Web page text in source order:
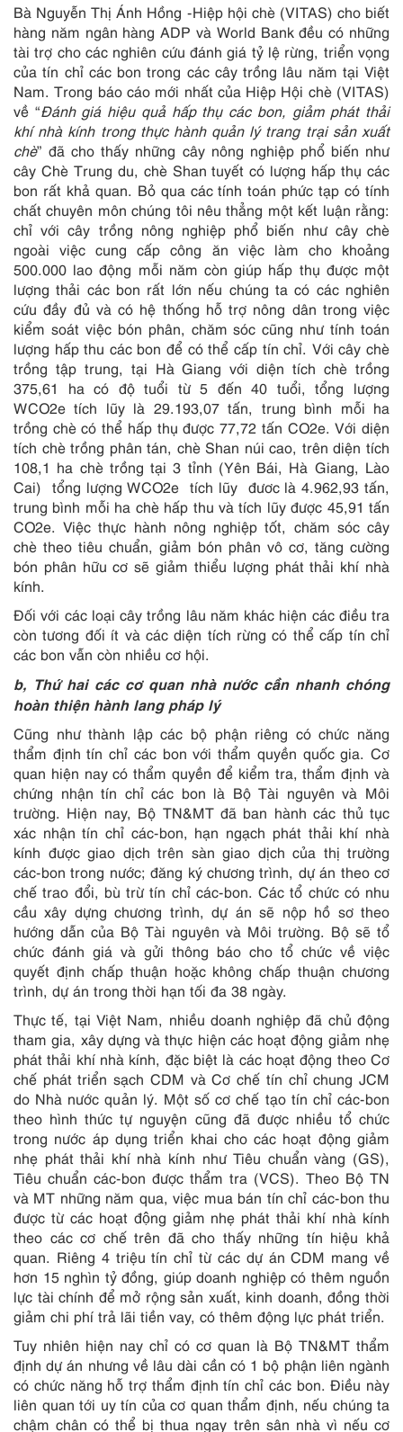
Bà Nguyễn Thị Ánh Hồng -Hiệp hội chè (VITAS) cho biết
hàng năm ngân hàng ADP và World Bank đều có những
tài trợ cho các nghiên cứu đánh giá tỷ lệ rừng, triển vọng
của tín chỉ các bon trong các cây trồng lâu năm tại Việt
Nam. Trong báo cáo mới nhất của Hiệp Hội chè (VITAS)
về “Đánh giá hiệu quả hấp thụ các bon, giảm phát thải
khí nhà kính trong thực hành quản lý trang trại sản xuất
chè” đã cho thấy những cây nông nghiệp phổ biến như
cây Chè Trung du, chè Shan tuyết có lượng hấp thụ các
bon rất khả quan. Bỏ qua các tính toán phức tạp có tính
chất chuyên môn chúng tôi nêu thẳng một kết luận rằng:
chỉ với cây trồng nông nghiệp phổ biến như cây chè
ngoài việc cung cấp công ăn việc làm cho khoảng
500.000 lao động mỗi năm còn giúp hấp thụ được một
lượng thải các bon rất lớn nếu chúng ta có các nghiên
cứu đầy đủ và có hệ thống hỗ trợ nông dân trong việc
kiểm soát việc bón phân, chăm sóc cũng như tính toán
lượng hấp thu các bon để có thể cấp tín chỉ. Với cây chè
trồng tập trung, tại Hà Giang với diện tích chè trồng
375,61 ha có độ tuổi từ 5 đến 40 tuổi, tổng lượng
WCO2e tích lũy là 29.193,07 tấn, trung bình mỗi ha
trồng chè có thể hấp thụ được 77,72 tấn CO2e. Với diện
tích chè trồng phân tán, chè Shan núi cao, trên diện tích
108,1 ha chè trồng tại 3 tỉnh (Yên Bái, Hà Giang, Lào
Cai) tổng lượng WCO2e tích lũy đươc là 4.962,93 tấn,
trung bình mỗi ha chè hấp thu và tích lũy được 45,91 tấn
CO2e. Việc thực hành nông nghiệp tốt, chăm sóc cây
chè theo tiêu chuẩn, giảm bón phân vô cơ, tăng cường
bón phân hữu cơ sẽ giảm thiểu lượng phát thải khí nhà
kính.
Đối với các loại cây trồng lâu năm khác hiện các điều tra
còn tương đối ít và các diện tích rừng có thể cấp tín chỉ
các bon vẫn còn nhiều cơ hội.
b, Thứ hai các cơ quan nhà nước cần nhanh chóng
hoàn thiện hành lang pháp lý
Cũng như thành lập các bộ phận riêng có chức năng
thẩm định tín chỉ các bon với thẩm quyền quốc gia. Cơ
quan hiện nay có thẩm quyền để kiểm tra, thẩm định và
chứng nhận tín chỉ các bon là Bộ Tài nguyên và Môi
trường. Hiện nay, Bộ TN&MT đã ban hành các thủ tục
xác nhận tín chỉ các-bon, hạn ngạch phát thải khí nhà
kính được giao dịch trên sàn giao dịch của thị trường
các-bon trong nước; đăng ký chương trình, dự án theo cơ
chế trao đổi, bù trừ tín chỉ các-bon. Các tổ chức có nhu
cầu xây dựng chương trình, dự án sẽ nộp hồ sơ theo
hướng dẫn của Bộ Tài nguyên và Môi trường. Bộ sẽ tổ
chức đánh giá và gửi thông báo cho tổ chức về việc
quyết định chấp thuận hoặc không chấp thuận chương
trình, dự án trong thời hạn tối đa 38 ngày.
Thực tế, tại Việt Nam, nhiều doanh nghiệp đã chủ động
tham gia, xây dựng và thực hiện các hoạt động giảm nhẹ
phát thải khí nhà kính, đặc biệt là các hoạt động theo Cơ
chế phát triển sạch CDM và Cơ chế tín chỉ chung JCM
do Nhà nước quản lý. Một số cơ chế tạo tín chỉ các-bon
theo hình thức tự nguyện cũng đã được nhiều tổ chức
trong nước áp dụng triển khai cho các hoạt động giảm
nhẹ phát thải khí nhà kính như Tiêu chuẩn vàng (GS),
Tiêu chuẩn các-bon được thẩm tra (VCS). Theo Bộ TN
và MT những năm qua, việc mua bán tín chỉ các-bon thu
được từ các hoạt động giảm nhẹ phát thải khí nhà kính
theo các cơ chế trên đã cho thấy những tín hiệu khả
quan. Riêng 4 triệu tín chỉ từ các dự án CDM mang về
hơn 15 nghìn tỷ đồng, giúp doanh nghiệp có thêm nguồn
lực tài chính để mở rộng sản xuất, kinh doanh, đồng thời
giảm chi phí trả lãi tiền vay, có thêm động lực phát triển.
Tuy nhiên hiện nay chỉ có cơ quan là Bộ TN&MT thẩm
định dự án nhưng về lâu dài cần có 1 bộ phận liên ngành
có chức năng hỗ trợ thẩm định tín chỉ các bon. Điều này
liên quan tới uy tín của cơ quan thẩm định, nếu chúng ta
chậm chân có thể bị thua ngay trên sân nhà vì nếu cơ